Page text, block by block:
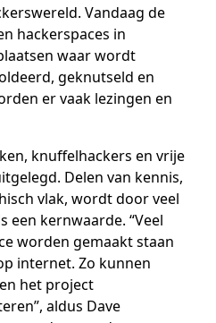
Vandaag de
hackerspaces in
waar wordt
geknutseld en
er vaak lezingen en
knuffelhackers en vrije
Delen van kennis,
vlak, wordt door veel
een kernwaarde. “Veel
worden gemaakt staan
internet. Zo kunnen
het project
aldus Dave